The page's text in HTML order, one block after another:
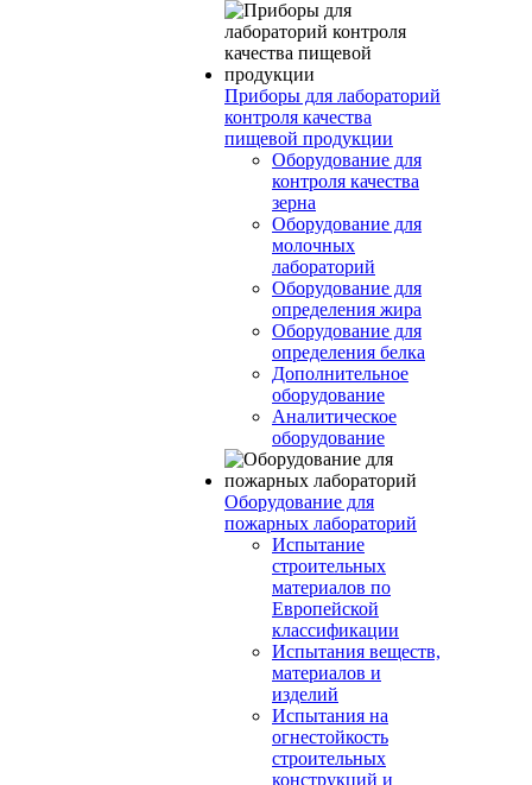
Приборы для лабораторий
контроля качества
пищевой продукции
Оборудование для
контроля качества
зерна
Оборудование для
молочных
лабораторий
Оборудование для
определения жира
Оборудование для
определения белка
Дополнительное
оборудование
Аналитическое
оборудование
Оборудование для
пожарных лабораторий
Испытание
строительных
материалов по
Европейской
классификации
Испытания веществ,
материалов и
изделий
Испытания на
огнестойкость
строительных
конструкций и